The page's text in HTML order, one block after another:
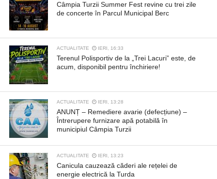
Câmpia Turzii Summer Fest revine cu trei zile
de concerte în Parcul Municipal Berc
ACTUALITATE IERI, 16:33
Terenul Polisportiv de la „Trei Lacuri” este, de
acum, disponibil pentru închiriere!
ACTUALITATE IERI, 13:28
ANUNȚ – Remediere avarie (defecțiune) –
Întrerupere furnizare apă potabilă în
municipiul Câmpia Turzii
ACTUALITATE IERI, 13:23
Canicula cauzează căderi ale rețelei de
energie electrică la Turda